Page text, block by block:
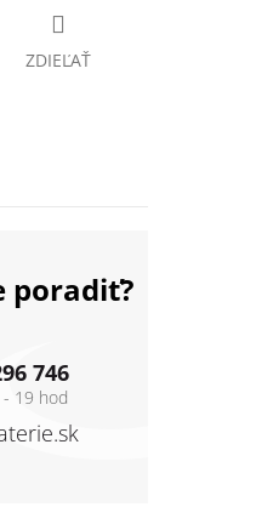
ZDIEĽAŤ
poradiť?
746